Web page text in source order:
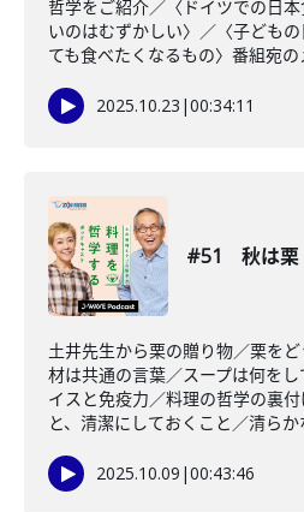
哲学をご紹介／〈ドイツでの日
いのはむずかしい〉／〈子ども
ても食べたくなるもの〉番組宛の
2025.10.23 |00:34:11
#51 秋は栗
土井先生から栗の贈り物／栗を
材は共通の言葉／スープは何を
イスと免疫力／料理の哲学の裏
と、清潔にしておくこと／清ら
2025.10.09 |00:43:46